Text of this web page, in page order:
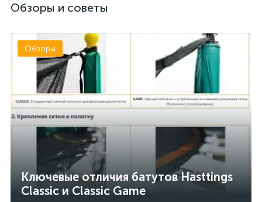
Обзоры и советы
Ключевые отличия батутов Hasttings
Classic и Classic Gamе
Обзоры